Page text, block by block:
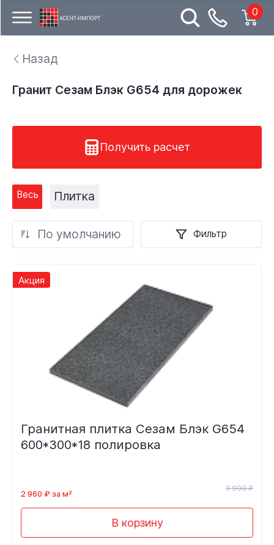
0
Назад
Гранит Сезам Блэк G654 для дорожек
Получить расчет
Весь Плитка
По умолчанию Фильтр
Акция
Гранитная плитка Сезам Блэк G654
600*300*18 полировка
2 960 ₽ за м²
3 900 ₽
В корзину